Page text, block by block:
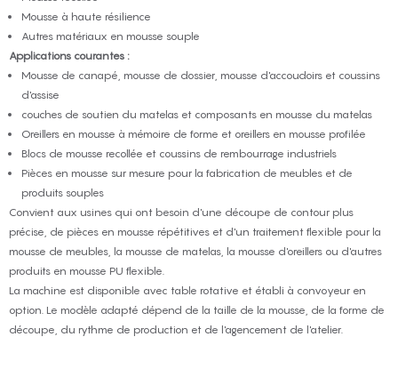
Mousse à haute résilience
Autres matériaux en mousse souple
Applications courantes :
Mousse de canapé, mousse de dossier, mousse d'accoudoirs et coussins
d'assise
couches de soutien du matelas et composants en mousse du matelas
Oreillers en mousse à mémoire de forme et oreillers en mousse profilée
Blocs de mousse recollée et coussins de rembourrage industriels
Pièces en mousse sur mesure pour la fabrication de meubles et de
produits souples
Convient aux usines qui ont besoin d'une découpe de contour plus
précise, de pièces en mousse répétitives et d'un traitement flexible pour la
mousse de meubles, la mousse de matelas, la mousse d'oreillers ou d'autres
produits en mousse PU flexible.
La machine est disponible avec table rotative et établi à convoyeur en
option. Le modèle adapté dépend de la taille de la mousse, de la forme de
découpe, du rythme de production et de l'agencement de l'atelier.